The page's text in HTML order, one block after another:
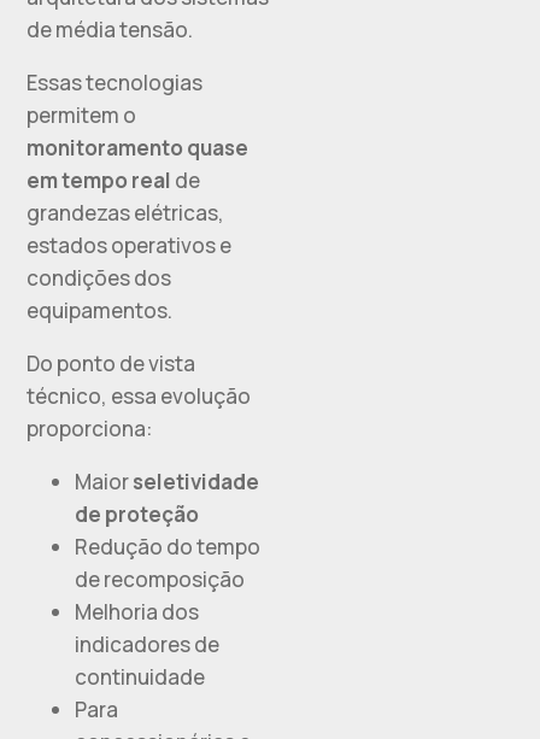
de média tensão.
Essas tecnologias
permitem o
monitoramento quase
em tempo real de
grandezas elétricas,
estados operativos e
condições dos
equipamentos.
Do ponto de vista
técnico, essa evolução
proporciona:
Maiorseletividade
de proteção
Redução do tempo
de recomposição
Melhoria dos
indicadores de
continuidade
Para